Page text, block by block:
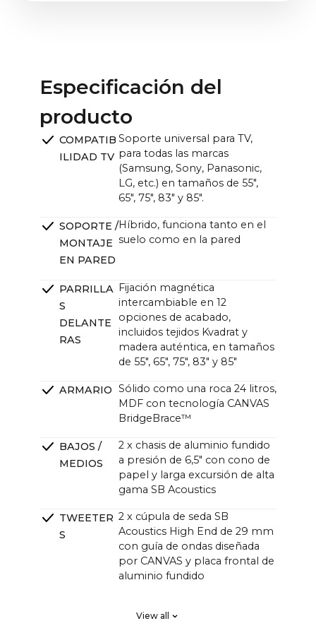
Unidad CANVAS (ancho x alto x fondo):
~121,0 x ~33,0 x ~12,0cm (11,0cm sin soporte) /
~47,6 x ~13,0 x ~4,7 in (4,3 in sin soporte)
Especificación del
producto
COMPATIB
ILIDAD TV
Soporte universal para TV,
para todas las marcas
(Samsung, Sony, Panasonic,
LG, etc.) en tamaños de 55",
65", 75", 83" y 85".
SOPORTE /
MONTAJE
EN PARED
Híbrido, funciona tanto en el
suelo como en la pared
PARRILLA
S
DELANTE
RAS
Fijación magnética
intercambiable en 12
opciones de acabado,
incluidos tejidos Kvadrat y
madera auténtica, en tamaños
de 55", 65", 75", 83" y 85"
ARMARIO Sólido como una roca 24 litros,
MDF con tecnología CANVAS
BridgeBrace™
BAJOS /
MEDIOS
2 x chasis de aluminio fundido
a presión de 6,5" con cono de
papel y larga excursión de alta
gama SB Acoustics
TWEETER
S
2 x cúpula de seda SB
Acoustics High End de 29 mm
con guía de ondas diseñada
por CANVAS y placa frontal de
aluminio fundido
bajas pérdidas y alta precisión,
View all